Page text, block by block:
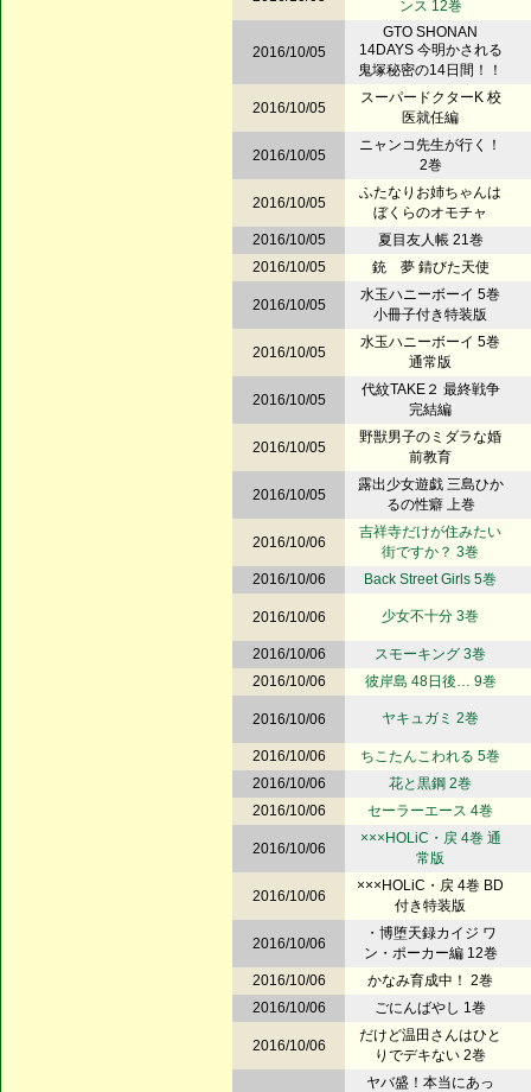
ンス 12巻
2016/10/05
GTO SHONAN
14DAYS 今明かされる
鬼塚秘密の14日間！！
2016/10/05
スーパードクターK 校
医就任編
2016/10/05
ニャンコ先生が行く！
2巻
2016/10/05
ふたなりお姉ちゃんは
ぼくらのオモチャ
2016/10/05
夏目友人帳 21巻
2016/10/05
銃 夢 錆びた天使
2016/10/05
水玉ハニーボーイ 5巻
小冊子付き特装版
2016/10/05
水玉ハニーボーイ 5巻
通常版
2016/10/05
代紋TAKE２ 最終戦争
完結編
2016/10/05
野獣男子のミダラな婚
前教育
2016/10/05
露出少女遊戯 三島ひか
るの性癖 上巻
2016/10/06
吉祥寺だけが住みたい
街ですか？ 3巻
2016/10/06
Back Street Girls 5巻
2016/10/06 少女不十分 3巻
2016/10/06
スモーキング 3巻
2016/10/06
彼岸島 48日後… 9巻
2016/10/06 ヤキュガミ 2巻
2016/10/06
ちこたんこわれる 5巻
2016/10/06
花と黒鋼 2巻
2016/10/06
セーラーエース 4巻
2016/10/06
×××HOLiC・戻 4巻 通
常版
2016/10/06
×××HOLiC・戻 4巻 BD
付き特装版
2016/10/06
・博堕天録カイジ ワ
ン・ポーカー編 12巻
2016/10/06
かなみ育成中！ 2巻
2016/10/06
ごにんばやし 1巻
2016/10/06
だけど温田さんはひと
りでデキない 2巻
ヤバ盛！本当にあっ